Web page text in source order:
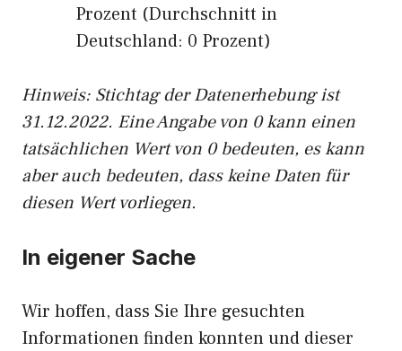
Prozent (Durchschnitt in
Deutschland: 0 Prozent)
Hinweis: Stichtag der Datenerhebung ist
31.12.2022. Eine Angabe von 0 kann einen
tatsächlichen Wert von 0 bedeuten, es kann
aber auch bedeuten, dass keine Daten für
diesen Wert vorliegen.
In eigener Sache
Wir hoffen, dass Sie Ihre gesuchten
Informationen finden konnten und dieser